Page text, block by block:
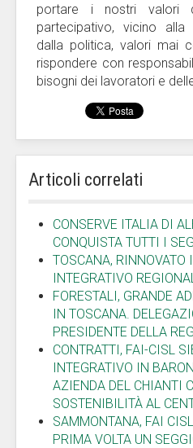
portare i nostri valori
partecipativo, vicino
dalla politica, valori mai
rispondere con
bisogni dei lavoratori e
Articoli correlati
CONSERVE ITALIA DI
CONQUISTA TUTTI I
TOSCANA, RINNOVATO
INTEGRATIVO
FORESTALI, GRANDE
IN TOSCANA.
PRESIDENTE DELLA
CONTRATTI, FAI-CISL
INTEGRATIVO IN
AZIENDA DEL CHIANTI
SOSTENIBILITÀ AL
SAMMONTANA, FAI
PRIMA VOLTA UN